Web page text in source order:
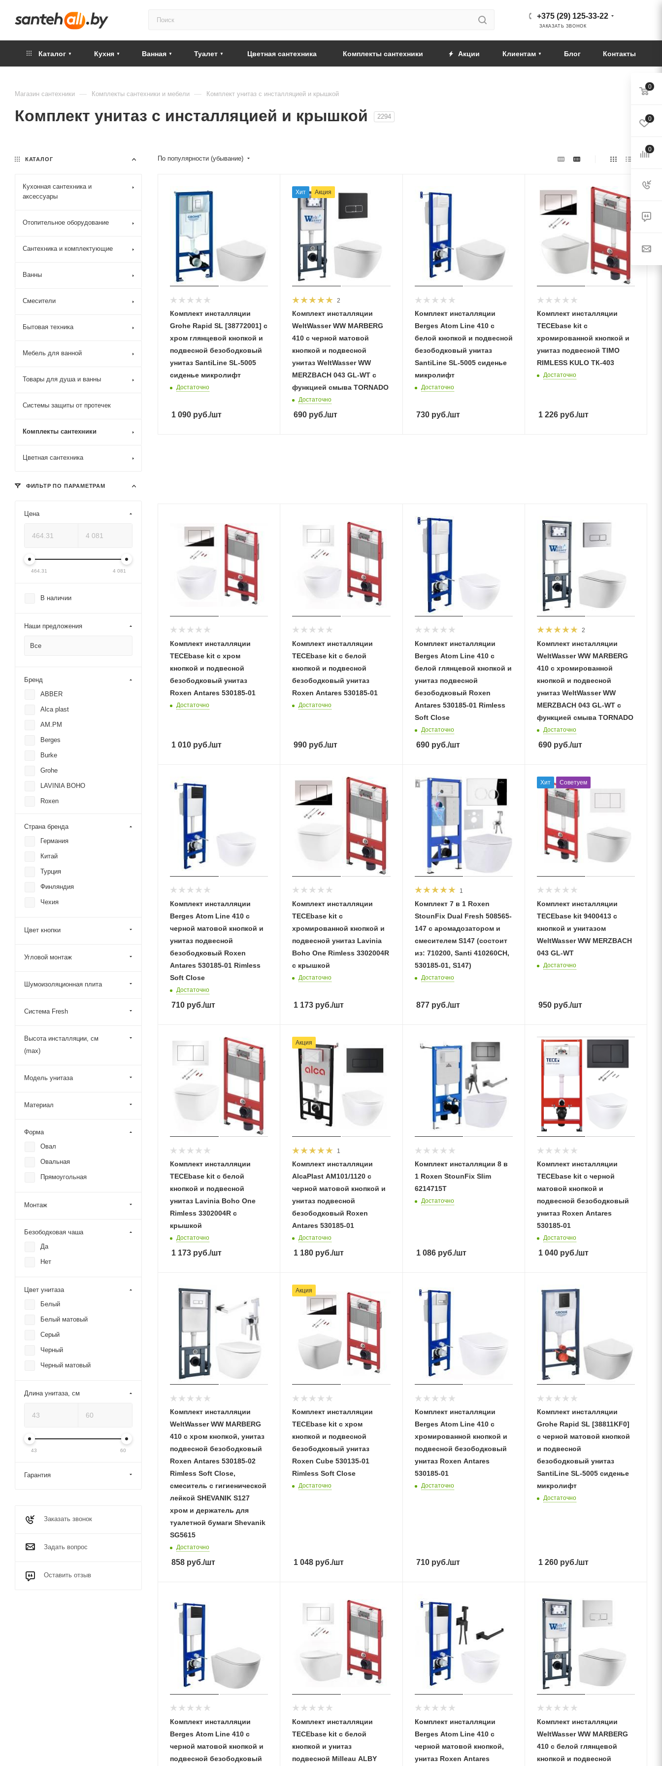
+375 (29) 125-33-22
ЗАКАЗАТЬ ЗВОНОК
Каталог Кухня Ванная Туалет Цветная сантехника Комплекты сантехники Акции Клиентам Блог Контакты
Магазин сантехники — Комплекты сантехники и мебели — Комплект унитаз с инсталляцией и крышкой
Комплект унитаз с инсталляцией и крышкой 2294
По популярности (убывание)
Комплект инсталляции
Grohe Rapid SL [38772001] с
хром глянцевой кнопкой и
подвесной безободковый
унитаз SantiLine SL-5005
сиденье микролифт
Достаточно
1 090 руб./шт
Хит Акция
2
Комплект инсталляции
WeltWasser WW MARBERG
410 с черной матовой
кнопкой и подвесной
унитаз WeltWasser WW
MERZBACH 043 GL-WT с
функцией смыва TORNADO
Достаточно
690 руб./шт
Комплект инсталляции
Berges Аtom Line 410 с
белой кнопкой и подвесной
безободковый унитаз
SantiLine SL-5005 сиденье
микролифт
Достаточно
730руб./шт
Комплект инсталляции
TECEbase kit с
хромированной кнопкой и
унитаз подвесной TIMO
RIMLESS KULO ТК-403
Достаточно
1 226руб./шт
Комплект инсталляции
TECEbase kit с хром
кнопкой и подвесной
безободковый унитаз
Roxen Antares 530185-01
Достаточно
1 010 руб./шт
Комплект инсталляции
TECEbase kit с белой
кнопкой и подвесной
безободковый унитаз
Roxen Antares 530185-01
Достаточно
990 руб./шт
Комплект инсталляции
Berges Аtom Line 410 с
белой глянцевой кнопкой и
унитаз подвесной
безободковый Roxen
Antares 530185-01 Rimless
Soft Close
Достаточно
690руб./шт
2
Комплект инсталляции
WeltWasser WW MARBERG
410 с хромированной
кнопкой и подвесной
унитаз WeltWasser WW
MERZBACH 043 GL-WT с
функцией смыва TORNADO
Достаточно
690руб./шт
Комплект инсталляции
Berges Аtom Line 410 с
черной матовой кнопкой и
унитаз подвесной
безободковый Roxen
Antares 530185-01 Rimless
Soft Close
Достаточно
710 руб./шт
Комплект инсталляции
TECEbase kit с
хромированной кнопкой и
подвесной унитаз Lavinia
Boho One Rimless 3302004R
с крышкой
Достаточно
1 173 руб./шт
1
Комплект 7 в 1 Roxen
StounFix Dual Fresh 508565-
147 с аромадозатором и
смесителем S147 (состоит
из: 710200, Santi 410260CH,
530185-01, S147)
Достаточно
877руб./шт
Хит Советуем
Комплект инсталляции
TECEbase kit 9400413 c
кнопкой и унитазом
WeltWasser WW MERZBACH
043 GL-WT
Достаточно
950руб./шт
Комплект инсталляции
TECEbase kit с белой
кнопкой и подвесной
унитаз Lavinia Boho One
Rimless 3302004R с
крышкой
Достаточно
1 173 руб./шт
Акция
1
Комплект инсталляции
AlcaPlast AM101/1120 с
черной матовой кнопкой и
унитаз подвесной
безободковый Roxen
Antares 530185-01
Достаточно
1 180 руб./шт
Комплект инсталляции 8 в
1 Roxen StounFix Slim
6214715T
Достаточно
1 086руб./шт
Комплект инсталляции
TECEbase kit с черной
матовой кнопкой и
подвесной безободковый
унитаз Roxen Antares
530185-01
Достаточно
1 040руб./шт
Комплект инсталляции
WeltWasser WW MARBERG
410 с хром кнопкой, унитаз
подвесной безободковый
Roxen Antares 530185-02
Rimless Soft Close,
смеситель с гигиенической
лейкой SHEVANIK S127
хром и держатель для
туалетной бумаги Shevanik
SG5615
Достаточно
858 руб./шт
Акция
Комплект инсталляции
TECEbase kit с хром
кнопкой и подвесной
безободковый унитаз
Roxen Cube 530135-01
Rimless Soft Close
Достаточно
1 048 руб./шт
Комплект инсталляции
Berges Аtom Line 410 с
хромированной кнопкой и
подвесной безободковый
унитаз Roxen Antares
530185-01
Достаточно
710руб./шт
Комплект инсталляции
Grohe Rapid SL [38811KF0]
с черной матовой кнопкой
и подвесной
безободковый унитаз
SantiLine SL-5005 сиденье
микролифт
Достаточно
1 260руб./шт
Комплект инсталляции
Berges Аtom Line 410 с
черной матовой кнопкой и
подвесной безободковый
Комплект инсталляции
TECEbase kit с белой
кнопкой и унитаз
подвесной Milleau ALBY
Комплект инсталляции
Berges Аtom Line 410 c
черной матовой кнопкой,
унитаз Roxen Antares
Комплект инсталляции
WeltWasser WW MARBERG
410 с белой глянцевой
кнопкой и подвесной
КАТАЛОГ
Кухонная сантехника и
аксессуары
Отопительное оборудование
Сантехника и комплектующие
Ванны
Смесители
Бытовая техника
Мебель для ванной
Товары для душа и ванны
Системы защиты от протечек
Комплекты сантехники
Цветная сантехника
ФИЛЬТР ПО ПАРАМЕТРАМ
Цена
464.31 4 081
В наличии
Наши предложения
Все
Бренд
ABBER
Alca plast
AM.PM
Berges
Burke
Grohe
LAVINIA BOHO
Roxen
Timo
WeltWasser
Страна бренда
Германия
Китай
Турция
Финляндия
Чехия
Цвет кнопки
Угловой монтаж
Шумоизоляционная плита
Система Fresh
Высота инсталляции, см
(max)
Модель унитаза
Материал
Форма
Овал
Овальная
Прямоугольная
Монтаж
Безободковая чаша
Да
Нет
Цвет унитаза
Белый
Белый матовый
Серый
Черный
Черный матовый
Длина унитаза, см
43 60
Гарантия
Заказать звонок
Задать вопрос
Оставить отзыв
0
0
0